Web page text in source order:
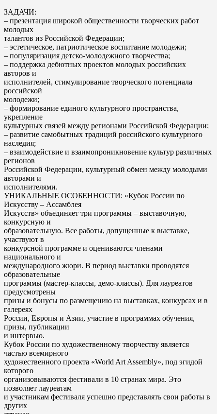
ЗАДАЧИ:
– презентация широкой общественности творческих работ
молодых
талантов из Российской Федерации;
– эстетическое, патриотическое воспитание молодежи;
– популяризация детско-молодежного творчества;
– поддержка дебютных проектов молодых российских
авторов и
исполнителей, стимулирование творческого потенциала
российской
молодежи;
– формирование единого культурного пространства,
укрепление
культурных связей между регионами Российской Федерации;
– развитие самобытных традиций российского культурного
наследия;
– взаимодействие и взаимопроникновение культур различных
регионов
Российской Федерации, культурный обмен между молодыми
авторами и
исполнителями.
УНИКАЛЬНЫЕ ОСОБЕННОСТИ: «Кубок России по
Искусству – Ассамблея
Искусств» объединяет три программы – выставочную,
конкурсную и
образовательную. Все работы, допущенные к выставке,
участвуют в
конкурсной программе и оцениваются членами
национального и
международного жюри. В период выставки проводятся
образовательные
программы (мастер-классы, демо-классы). Для лауреатов
предусмотрены
призы и бонусы по размещению на выставках, конкурсах и в
галереях
России, Европы и Азии, участие в программах обучения,
призы, публикации
и интервью.
Кубок России по художественному творчеству является
частью всемирного
художественного проекта «World Art Assembly», под эгидой
которого
организовываются фестивали в 10 странах мира. Это
позволяет лауреатам
и участникам фестиваля успешно представлять свои работы в
других